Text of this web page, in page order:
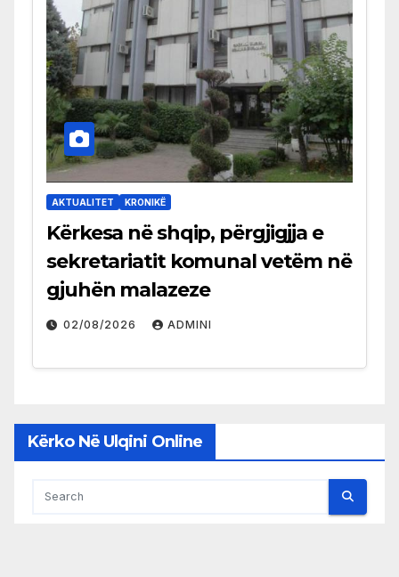
AKTUALITET KRONIKË
Kërkesa në shqip, përgjigjja e
sekretariatit komunal vetëm në
gjuhën malazeze
02/08/2026 ADMINI
Kërko Në Ulqini Online